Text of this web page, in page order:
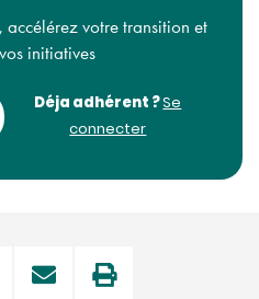
accélérez votre transition et
initiatives
Déja adhérent ?Se
connecter